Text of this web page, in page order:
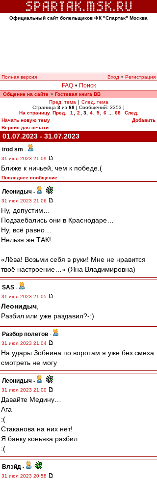
Официальный сайт болельщиков ФК "Спартак" Москва
Полная версия Вход • Регистрация
FAQ • Поиск
Общение на сайте » Гостевая книга ВВ
Пред. тема | След. тема
Страница 3 из 68 [ Сообщений: 3353 ]
На страницу Пред. 1 2 3, 4 5 6 68
След.
Начать новую тему
Добавить
Версия для печати
01.07.2023 - 31.07.2023
irod sm -
31 июл 2023 21:09
Ближе к ничьей, чем к победе.(
Последнее сообщение
Леонидыч -
31 июл 2023 21:06
Ну, допустим…
Подзаебались они в Краснодаре…
Ну, всё равно…
Нельзя же ТАК!
«Лёва! Возьми себя в руки! Мне не нравится
твоё настроение…» (Яна Владимировна)
SAS -
31 июл 2023 21:05
Леонидыч
Разбил или уже раздавил?-:)
Разбор полетов -
31 июл 2023 21:04
На удары Зобнина по воротам я уже без смеха
смотреть не могу
Леонидыч -
31 июл 2023 21:00
Давайте Медину…
Ага
:(
Стаканова на них нет!
Я банку коньяка разбил
:(
Влэйд -
31 июл 2023 20:58